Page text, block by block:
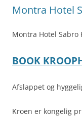
Montra Hotel
Montra Hotel
BOOK
Afslappet og
Kroen er kongelig